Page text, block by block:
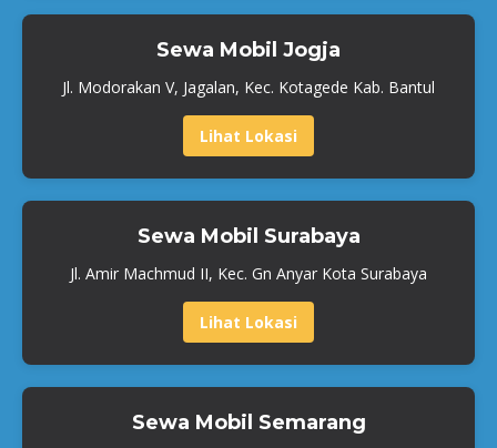
Sewa Mobil Jogja
Jl. Modorakan V, Jagalan, Kec. Kotagede Kab. Bantul
Lihat Lokasi
Sewa Mobil Surabaya
Jl. Amir Machmud II, Kec. Gn Anyar Kota Surabaya
Lihat Lokasi
Sewa Mobil Semarang